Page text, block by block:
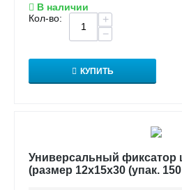
В наличии
Кол-во:
+
−
КУПИТЬ
Универсальный фиксатор
(размер 12х15х30 (упак.